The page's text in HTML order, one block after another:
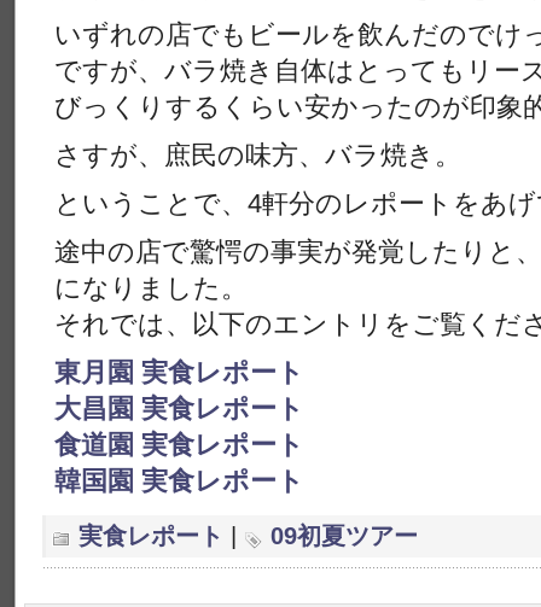
いずれの店でもビールを飲んだのでけ
ですが、バラ焼き自体はとってもリー
びっくりするくらい安かったのが印象
さすが、庶民の味方、バラ焼き。
ということで、4軒分のレポートをあ
途中の店で驚愕の事実が発覚したりと
になりました。
それでは、以下のエントリをご覧くだ
東月園 実食レポート
大昌園 実食レポート
食道園 実食レポート
韓国園 実食レポート
実食レポート 09初夏ツアー